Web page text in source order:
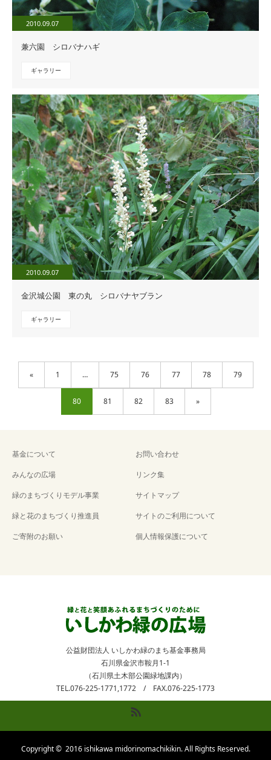
2010.09.07
兼六園 シロバナハギ
ギャラリー
2010.09.07
金沢城公園 東の丸 シロバナヤブラン
ギャラリー
« 1 … 75 76 77 78 79
80 81 82 83 »
基金について
みんなの広場
緑のまちづくりモデル事業
緑と花のまちづくり推進員
ご寄附のお願い
お問い合わせ
リンク集
サイトマップ
サイトのご利用について
個人情報保護について
公益財団法人 いしかわ緑のまち基金事務局
石川県金沢市鞍月1-1
（石川県土木部公園緑地課内）
TEL.076-225-1771,1772 / FAX.076-225-1773
RSS
Copyright © 2016 ishikawa midorinomachikikin. All Rights Reserved.